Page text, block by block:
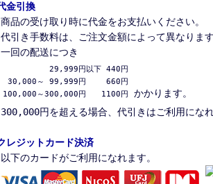
金引換
商品の受け取り時に代金をお支払いください。
代引き手数料は、ご注文金額によって異なります
一回の配送につき
          29,999円以下 440円
30,000～ 99,999円　　 660円
100,000～300,000円　　1100円
かかります。
300,000円を超える場合、代引きはご利用になれ
レジットカード決済
以下のカードがご利用になれます。